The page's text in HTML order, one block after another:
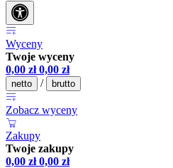
Wyceny
Twoje wyceny
0,00 zł 0,00 zł
netto / brutto
Zobacz wyceny
Zakupy
Twoje zakupy
0,00 zł 0,00 zł